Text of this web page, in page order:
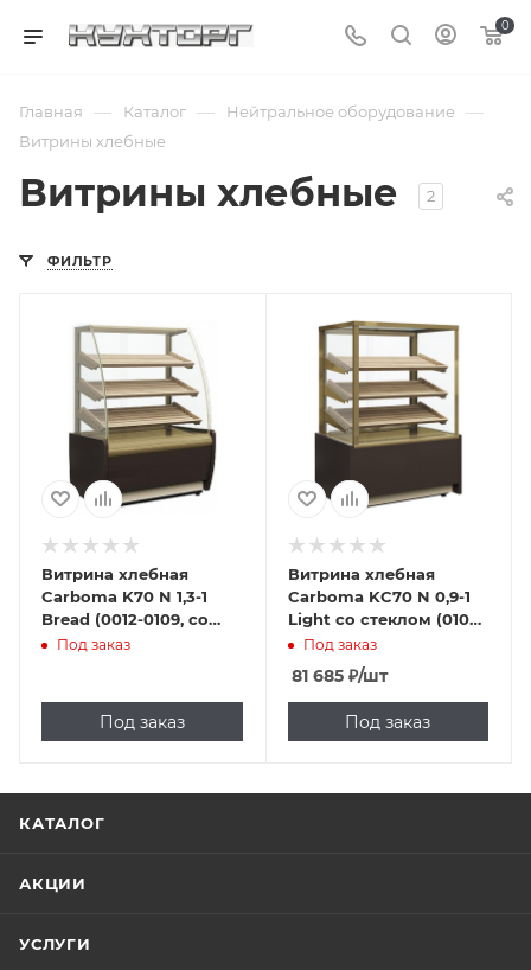
0
Главная — Каталог — Нейтральное оборудование —
Витрины хлебные
Витрины хлебные 2
ФИЛЬТР
Витрина хлебная
Carboma K70 N 1,3-1
Bread (0012-0109, со
стеклом)
Под заказ
Под заказ
Витрина хлебная
Carboma KC70 N 0,9-1
Light со стеклом (0102-
0109, шоколад /
Под заказ
81 685₽/шт
Под заказ
КАТАЛОГ
АКЦИИ
УСЛУГИ